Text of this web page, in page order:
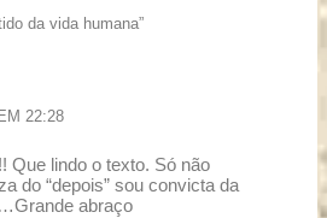
da vida humana”
22:28
Que lindo o texto. Só não
do “depois” sou convicta da
abraço